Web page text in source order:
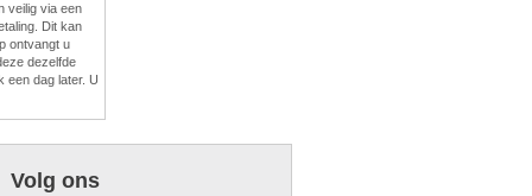
veilig via een
Dit kan
ontvangt u
dezelfde
een dag later. U
Volg ons